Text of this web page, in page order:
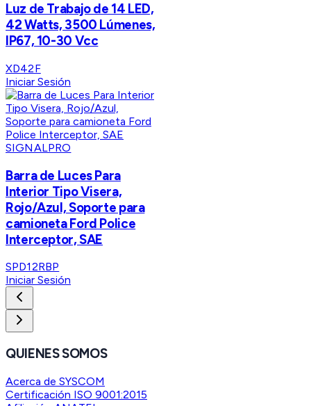
Luz de Trabajo de 14 LED,
42 Watts, 3500 Lúmenes,
IP67, 10-30 Vcc
XD42F
Iniciar Sesión
SIGNALPRO
Barra de Luces Para
Interior Tipo Visera,
Rojo/Azul, Soporte para
camioneta Ford Police
Interceptor, SAE
SPD12RBP
Iniciar Sesión
QUIENES SOMOS
Acerca de SYSCOM
Certificación ISO 9001:2015